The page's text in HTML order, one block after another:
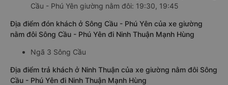
Cầu - Phú Yên giường nằm đôi: 19:30, 19:45
Địa điểm đón khách ở Sông Cầu - Phú Yên của xe giường
nằm đôi Sông Cầu - Phú Yên đi Ninh Thuận Mạnh Hùng
Ngã 3 Sông Cầu
Địa điểm trả khách ở Ninh Thuận của xe giường nằm đôi Sông
Cầu - Phú Yên đi Ninh Thuận Mạnh Hùng